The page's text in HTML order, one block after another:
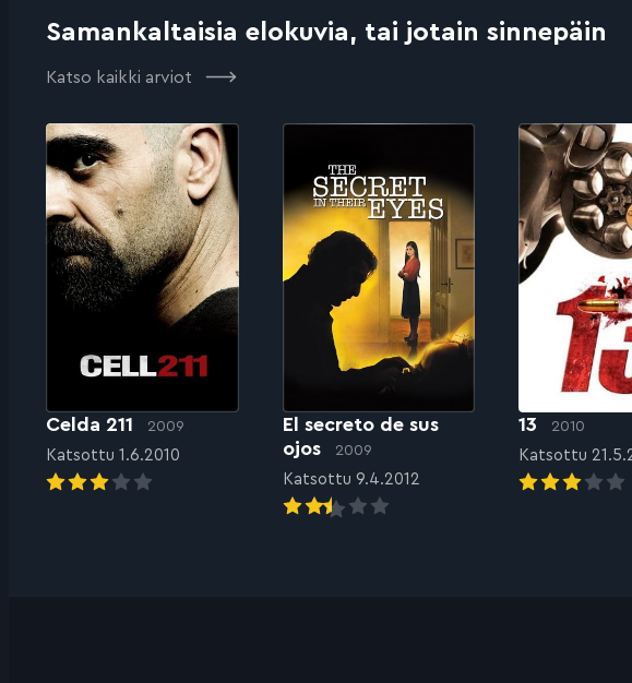
Samankaltaisia elokuvia, tai jotain sinnepäin
Katso kaikki arviot
Celda 211 2009
Katsottu 1.6.2010
El secreto de sus
ojos
2009
Katsottu 9.4.2012
13 2010
Katsottu